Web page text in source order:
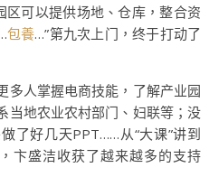
区可以提供场地、仓库，整合资
包養…”第九次上门，终于打动了
多人掌握电商技能，了解产业园
当地农业农村部门、妇联等；没
了好几天PPT……从“大课”讲到
卞盛洁收获了越来越多的支持